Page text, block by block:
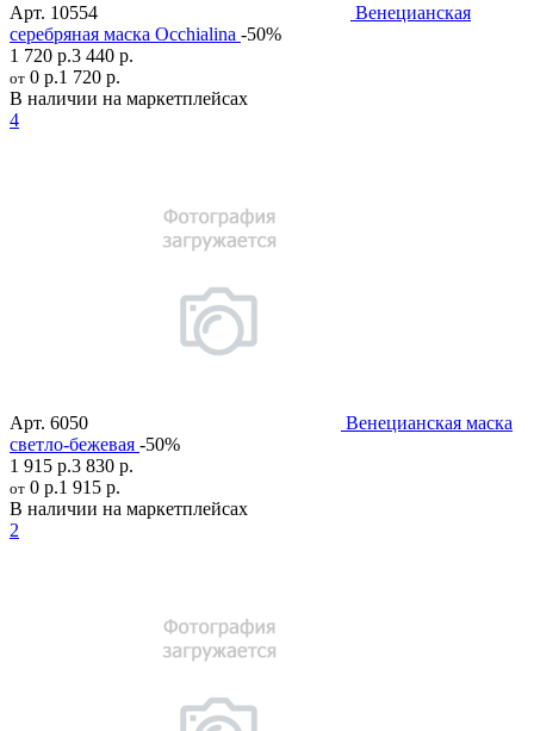
Арт. 10554
Венецианская
серебряная маска Occhialina -50%
1 720 р.3 440 р.
от 0 р.1 720 р.
В наличии на маркетплейсах
4
Арт. 6050
Венецианская маска
светло-бежевая -50%
1 915 р.3 830 р.
от 0 р.1 915 р.
В наличии на маркетплейсах
2